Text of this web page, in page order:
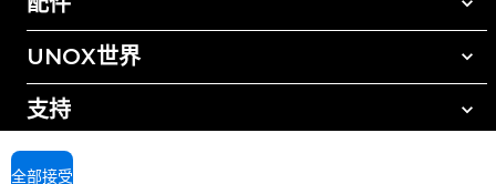
所有配件
手动清洗清洁剂
树脂过滤水处理
UNOX世界
我们在全球的办事处
支持
UNOX质保
全部接受